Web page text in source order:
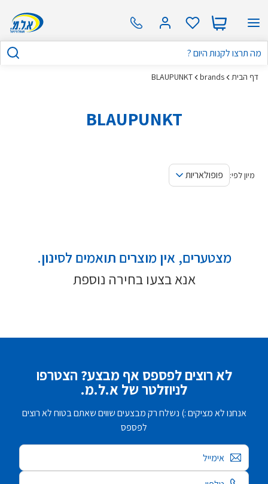
דף הבית brands
BLAUPUNKT
BLAUPUNKT
מיון לפי: פופולאריות
מצטערים, אין מוצרים תואמים לסינון.
אנא בצעו בחירה נוספת
לא רוצים לפספס אף מבצע? הצטרפו
לניוזלטר של א.ל.מ.
אנחנו לא מציקים :) נשלח רק מבצעים שווים שאתם בטוח לא רוצים
לפספס
אימייל